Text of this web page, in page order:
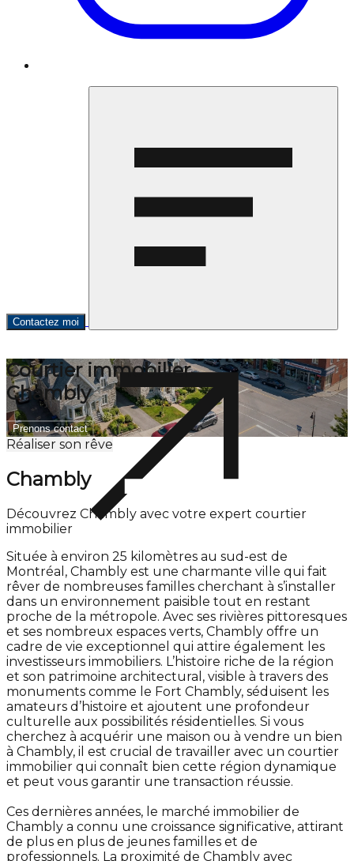
Contactez moi
Courtier immobilier
Chambly
Prenons contact
Réaliser son rêve
Chambly
Découvrez Chambly avec votre expert courtier
immobilier
Située à environ 25 kilomètres au sud-est de
Montréal, Chambly est une charmante ville qui fait
rêver de nombreuses familles cherchant à s’installer
dans un environnement paisible tout en restant
proche de la métropole. Avec ses rivières pittoresques
et ses nombreux espaces verts, Chambly offre un
cadre de vie exceptionnel qui attire également les
investisseurs immobiliers. L’histoire riche de la région
et son patrimoine architectural, visible à travers des
monuments comme le Fort Chambly, séduisent les
amateurs d’histoire et ajoutent une profondeur
culturelle aux possibilités résidentielles. Si vous
cherchez à acquérir une maison ou à vendre un bien
à Chambly, il est crucial de travailler avec un courtier
immobilier qui connaît bien cette région dynamique
et peut vous garantir une transaction réussie.
Ces dernières années, le marché immobilier de
Chambly a connu une croissance significative, attirant
de plus en plus de jeunes familles et de
professionnels. La proximité de Chambly avec